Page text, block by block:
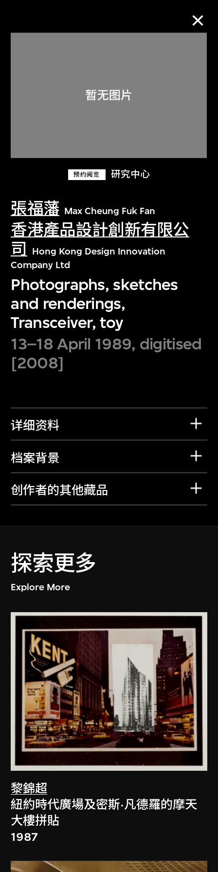
预约阅览 研究中心
張福藩 Max Cheung Fuk Fan
香港產品設計創新有限公
司
Hong Kong Design Innovation
Company Ltd
Photographs, sketches
and renderings,
Transceiver, toy
13–18 April 1989, digitised
[2008]
详细资料
档案背景
创作者的其他藏品
探索更多
Explore More
黎錦超
紐約時代廣場及密斯·凡德羅的摩天
大樓拼貼
1987
关于M+藏品
探索世界顶级的二十及二十一世纪视觉
文化藏品。